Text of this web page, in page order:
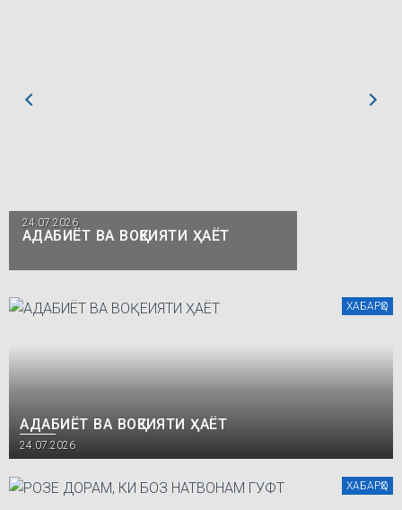
24.07.2026
АДАБИЁТ ВА ВОҚЕИЯТИ ҲАЁТ
ХАБАРҲО
АДАБИЁТ ВА ВОҚЕИЯТИ ҲАЁТ
24.07.2026
ХАБАРҲО